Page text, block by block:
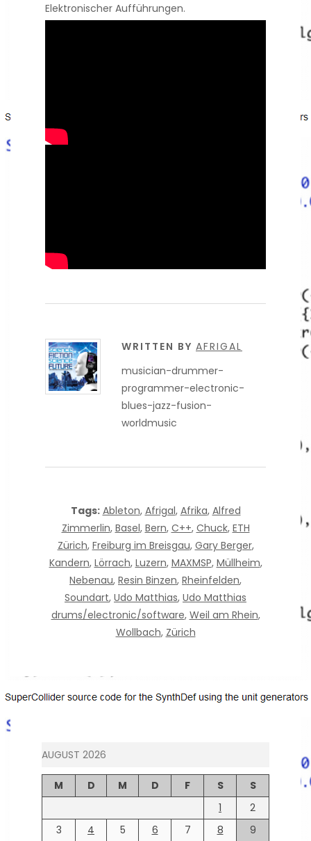
Elektronischer Aufführungen.
WRITTEN BY AFRIGAL
musician-drummer-
programmer-electronic-
blues-jazz-fusion-
worldmusic
Tags: Ableton, Afrigal, Afrika, Alfred
Zimmerlin, Basel, Bern, C++, Chuck, ETH
Zürich, Freiburg im Breisgau, Gary Berger,
Kandern, Lörrach, Luzern, MAXMSP, Müllheim,
Nebenau, Resin Binzen, Rheinfelden,
Soundart, Udo Matthias, Udo Matthias
drums/electronic/software, Weil am Rhein,
Wollbach, Zürich
AUGUST 2026
M D M D F S
S
1
2
3
4 5 6 7 8 9